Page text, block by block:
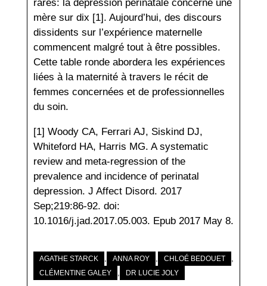
rares: la dépression périnatale concerne une
mère sur dix [1]. Aujourd’hui, des discours
dissidents sur l’expérience maternelle
commencent malgré tout à être possibles.
Cette table ronde abordera les expériences
liées à la maternité à travers le récit de
femmes concernées et de professionnelles
du soin.
[1] Woody CA, Ferrari AJ, Siskind DJ,
Whiteford HA, Harris MG. A systematic
review and meta-regression of the
prevalence and incidence of perinatal
depression. J Affect Disord. 2017
Sep;219:86-92. doi:
10.1016/j.jad.2017.05.003. Epub 2017 May 8.
AGATHE STARCK ANNA ROY CHLOÉ BEDOUET
CLÉMENTINE GALEY DR LUCIE JOLY